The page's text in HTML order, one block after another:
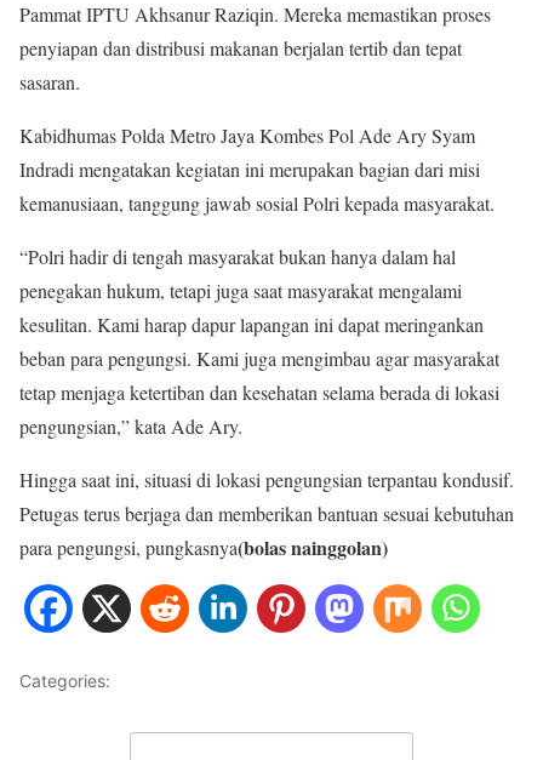
Pammat IPTU Akhsanur Raziqin. Mereka memastikan proses
penyiapan dan distribusi makanan berjalan tertib dan tepat
sasaran.
Kabidhumas Polda Metro Jaya Kombes Pol Ade Ary Syam
Indradi mengatakan kegiatan ini merupakan bagian dari misi
kemanusiaan, tanggung jawab sosial Polri kepada masyarakat.
“Polri hadir di tengah masyarakat bukan hanya dalam hal
penegakan hukum, tetapi juga saat masyarakat mengalami
kesulitan. Kami harap dapur lapangan ini dapat meringankan
beban para pengungsi. Kami juga mengimbau agar masyarakat
tetap menjaga ketertiban dan kesehatan selama berada di lokasi
pengungsian,” kata Ade Ary.
Hingga saat ini, situasi di lokasi pengungsian terpantau kondusif.
Petugas terus berjaga dan memberikan bantuan sesuai kebutuhan
para pengungsi, pungkasnya(bolas nainggolan)
Categories: